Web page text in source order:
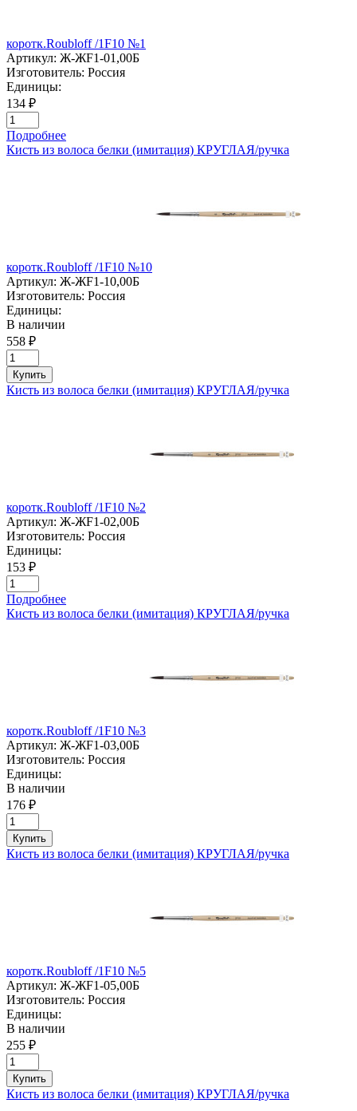
коротк.Roubloff /1F10 №1
Артикул: Ж-ЖF1-01,00Б
Изготовитель: Россия
Единицы:
134 ₽
Подробнее
Кисть из волоса белки (имитация) КРУГЛАЯ/ручка
коротк.Roubloff /1F10 №10
Артикул: Ж-ЖF1-10,00Б
Изготовитель: Россия
Единицы:
В наличии
558 ₽
Купить
Кисть из волоса белки (имитация) КРУГЛАЯ/ручка
коротк.Roubloff /1F10 №2
Артикул: Ж-ЖF1-02,00Б
Изготовитель: Россия
Единицы:
153 ₽
Подробнее
Кисть из волоса белки (имитация) КРУГЛАЯ/ручка
коротк.Roubloff /1F10 №3
Артикул: Ж-ЖF1-03,00Б
Изготовитель: Россия
Единицы:
В наличии
176 ₽
Купить
Кисть из волоса белки (имитация) КРУГЛАЯ/ручка
коротк.Roubloff /1F10 №5
Артикул: Ж-ЖF1-05,00Б
Изготовитель: Россия
Единицы:
В наличии
255 ₽
Купить
Кисть из волоса белки (имитация) КРУГЛАЯ/ручка